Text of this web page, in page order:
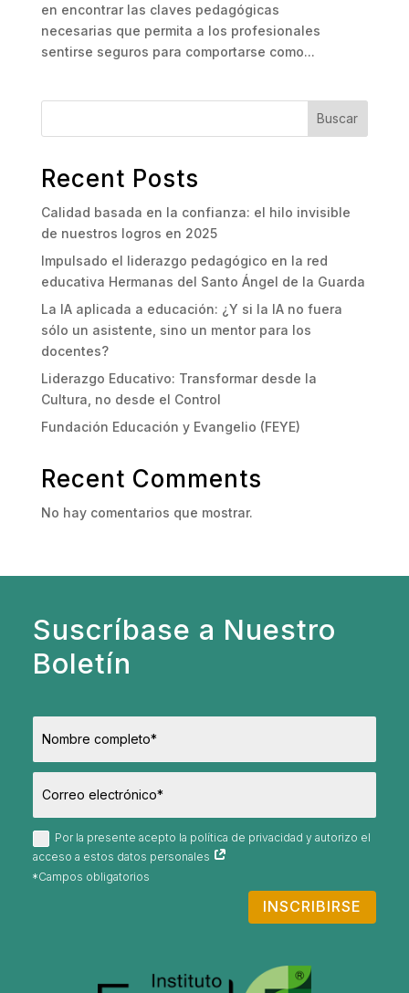
en encontrar las claves pedagógicas
necesarias que permita a los profesionales
sentirse seguros para comportarse como...
Buscar
Recent Posts
Calidad basada en la confianza: el hilo invisible
de nuestros logros en 2025
Impulsado el liderazgo pedagógico en la red
educativa Hermanas del Santo Ángel de la Guarda
La IA aplicada a educación: ¿Y si la IA no fuera
sólo un asistente, sino un mentor para los
docentes?
Liderazgo Educativo: Transformar desde la
Cultura, no desde el Control
Fundación Educación y Evangelio (FEYE)
Recent Comments
No hay comentarios que mostrar.
Suscríbase a Nuestro
Boletín
Por la presente acepto la política de privacidad y autorizo el
acceso a estos datos personales
INSCRIBIRSE